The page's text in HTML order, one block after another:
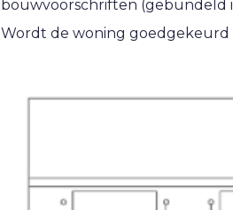
bouwvoorschriften (gebundeld
Wordt de woning goedgekeurd